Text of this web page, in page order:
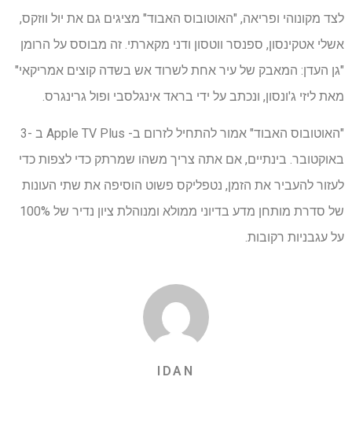
לצד מקונוהי ופריאה, "האוטובוס האבוד" מציגים גם את יול ווזקס,
אשלי אטקינסון, ספנסר ווטסון ודני מקארתי. זה מבוסס על הרומן
"גן העדן: המאבק של עיר אחת לשרוד אש בשדה קוצים אמריקאי"
מאת ליזי ג'ונסון, ונכתב על ידי בראד אינגלסבי ופול גרינגרס.
"האוטובוס האבוד" אמור להתחיל לזרום ב- Apple TV Plus ב -3
באוקטובר. בינתיים, אם אתה צריך משהו שמרתק כדי לצפות כדי
לעזור להעביר את הזמן, נטפליקס פשוט הוסיפה את שתי העונות
של סדרת מותחן מדע בדיוני ממולא ומנוהלת ציון נדיר של 100%
על עגבניות רקובות.
IDAN